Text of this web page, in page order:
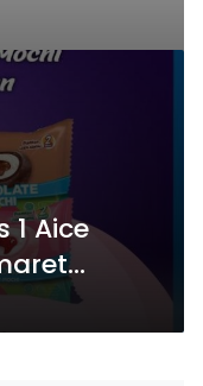
1 Aice
2026